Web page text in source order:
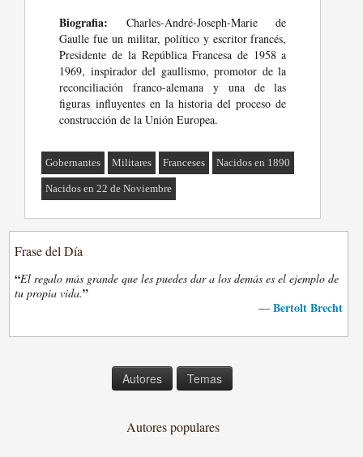
Biografia: Charles-André-Joseph-Marie de
Gaulle fue un militar, político y escritor francés,
Presidente de la República Francesa de 1958 a
1969, inspirador del gaullismo, promotor de la
reconciliación franco-alemana y una de las
figuras influyentes en la historia del proceso de
construcción de la Unión Europea.
Gobernantes Militares Franceses Nacidos en 1890
Nacidos en 22 de Noviembre
Frase del Día
“El regalo más grande que les puedes dar a los demás es el ejemplo de
tu propia vida.”
— Bertolt Brecht
Autores Temas
Autores populares